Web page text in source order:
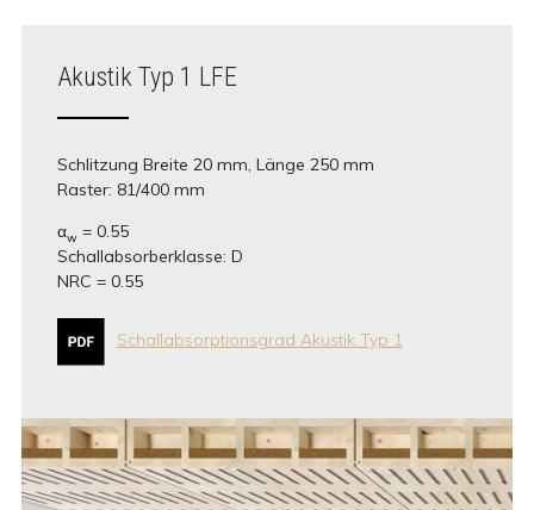
Akustik Typ 1 LFE
Schlitzung Breite 20 mm, Länge 250 mm
Raster: 81/400 mm
αw = 0.55
Schallabsorberklasse: D
NRC = 0.55
Schallabsorptionsgrad Akustik Typ 1